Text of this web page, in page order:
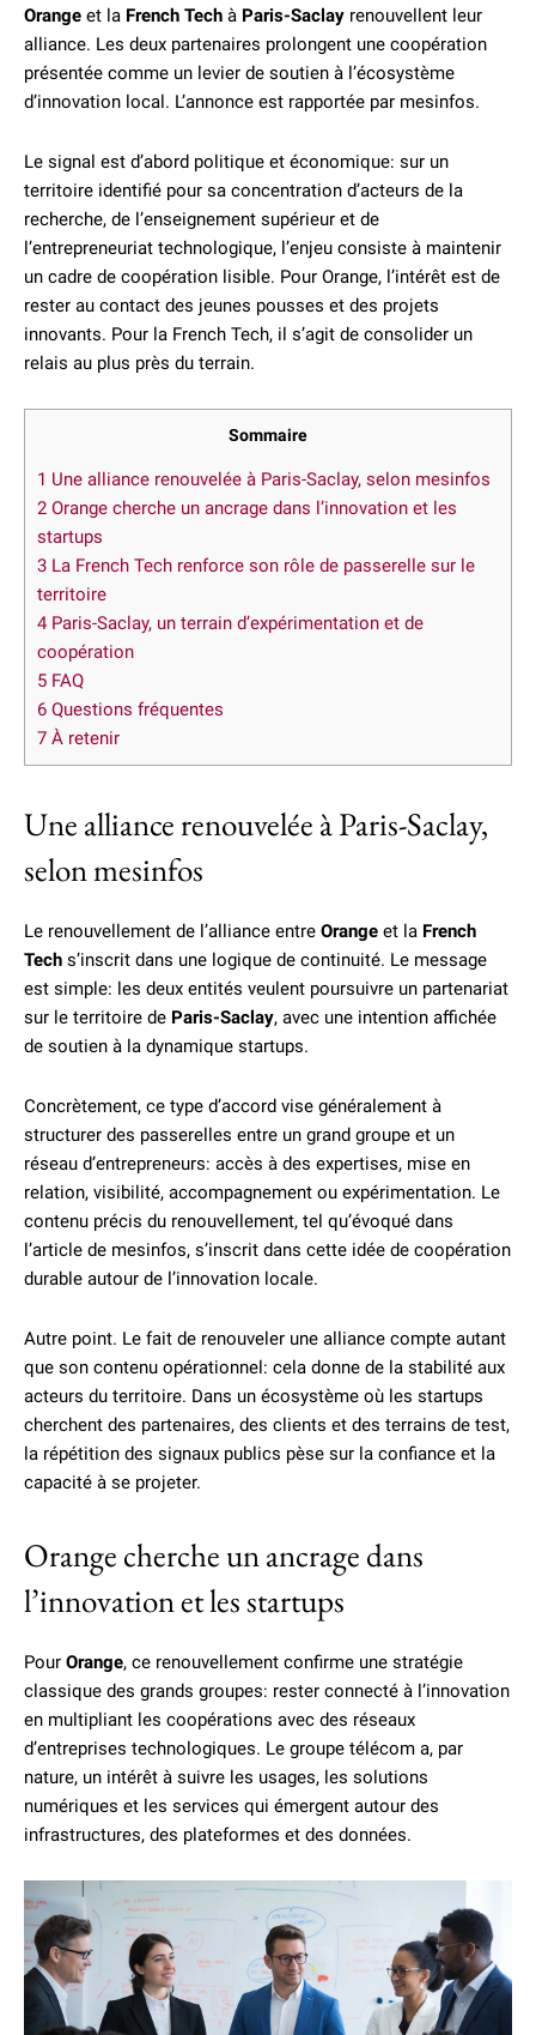
Orange et la French Tech à Paris-Saclay renouvellent leur
alliance. Les deux partenaires prolongent une coopération
présentée comme un levier de soutien à l’écosystème
d’innovation local. L’annonce est rapportée par mesinfos.
Le signal est d’abord politique et économique: sur un
territoire identifié pour sa concentration d’acteurs de la
recherche, de l’enseignement supérieur et de
l’entrepreneuriat technologique, l’enjeu consiste à maintenir
un cadre de coopération lisible. Pour Orange, l’intérêt est de
rester au contact des jeunes pousses et des projets
innovants. Pour la French Tech, il s’agit de consolider un
relais au plus près du terrain.
Sommaire
1 Une alliance renouvelée à Paris-Saclay, selon mesinfos
2 Orange cherche un ancrage dans l’innovation et les
startups
3 La French Tech renforce son rôle de passerelle sur le
territoire
4 Paris-Saclay, un terrain d’expérimentation et de
coopération
5 FAQ
6 Questions fréquentes
7 À retenir
Une alliance renouvelée à Paris-Saclay,
selon mesinfos
Le renouvellement de l’alliance entre Orange et la French
Tech s’inscrit dans une logique de continuité. Le message
est simple: les deux entités veulent poursuivre un partenariat
sur le territoire de Paris-Saclay, avec une intention affichée
de soutien à la dynamique startups.
Concrètement, ce type d’accord vise généralement à
structurer des passerelles entre un grand groupe et un
réseau d’entrepreneurs: accès à des expertises, mise en
relation, visibilité, accompagnement ou expérimentation. Le
contenu précis du renouvellement, tel qu’évoqué dans
l’article de mesinfos, s’inscrit dans cette idée de coopération
durable autour de l’innovation locale.
Autre point. Le fait de renouveler une alliance compte autant
que son contenu opérationnel: cela donne de la stabilité aux
acteurs du territoire. Dans un écosystème où les startups
cherchent des partenaires, des clients et des terrains de test,
la répétition des signaux publics pèse sur la confiance et la
capacité à se projeter.
Orange cherche un ancrage dans
l’innovation et les startups
Pour Orange, ce renouvellement confirme une stratégie
classique des grands groupes: rester connecté à l’innovation
en multipliant les coopérations avec des réseaux
d’entreprises technologiques. Le groupe télécom a, par
nature, un intérêt à suivre les usages, les solutions
numériques et les services qui émergent autour des
infrastructures, des plateformes et des données.